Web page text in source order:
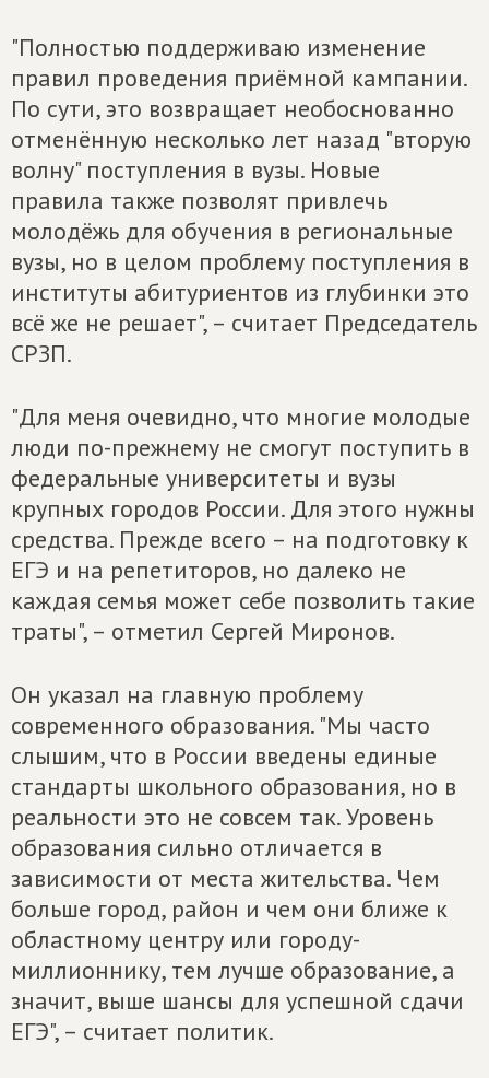
"Полностью поддерживаю изменение
правил проведения приёмной кампании.
По сути, это возвращает необоснованно
отменённую несколько лет назад "вторую
волну" поступления в вузы. Новые
правила также позволят привлечь
молодёжь для обучения в региональные
вузы, но в целом проблему поступления в
институты абитуриентов из глубинки это
всё же не решает", – считает Председатель
СРЗП.
"Для меня очевидно, что многие молодые
люди по-прежнему не смогут поступить в
федеральные университеты и вузы
крупных городов России. Для этого нужны
средства. Прежде всего – на подготовку к
ЕГЭ и на репетиторов, но далеко не
каждая семья может себе позволить такие
траты", – отметил Сергей Миронов.
Он указал на главную проблему
современного образования. "Мы часто
слышим, что в России введены единые
стандарты школьного образования, но в
реальности это не совсем так. Уровень
образования сильно отличается в
зависимости от места жительства. Чем
больше город, район и чем они ближе к
областному центру или городу-
миллионнику, тем лучше образование, а
значит, выше шансы для успешной сдачи
ЕГЭ", – считает политик.